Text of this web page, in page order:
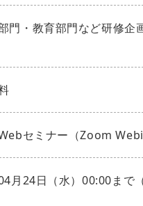
門・教育部門など研修企
セミナー（Zoom
月24日（水）00:00まで